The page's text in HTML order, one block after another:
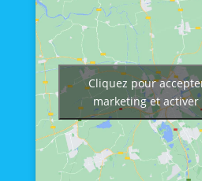
Cliquez pour
marketing et activer